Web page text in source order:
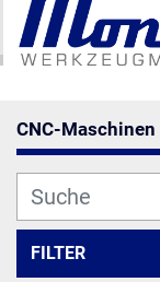
CNC-Maschinen
FILTER